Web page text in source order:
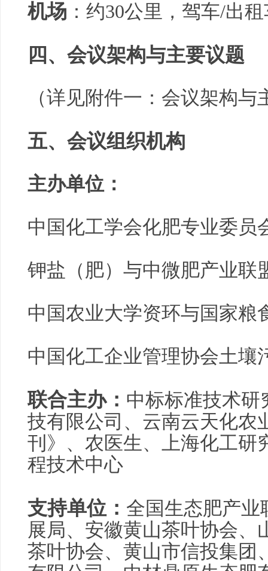
机场 ：约30公里，驾车/出
四、 会议架构与主要议题
（详见附件一：会议架构与
五、 会议组织机构
主办单位：
中国化工学会化肥专业委员
钾盐（肥）与中微肥产业联
中国农业大学资环与国家粮
中国化工企业管理协会土壤
联合主办： 中标标准技术研
技有限公司、云南云天化农
刊》、农医生、上海化工研
程技术中心
支持单位： 全国生态肥产业
展局、安徽黄山茶叶协会、
茶叶协会、黄山市信投集团